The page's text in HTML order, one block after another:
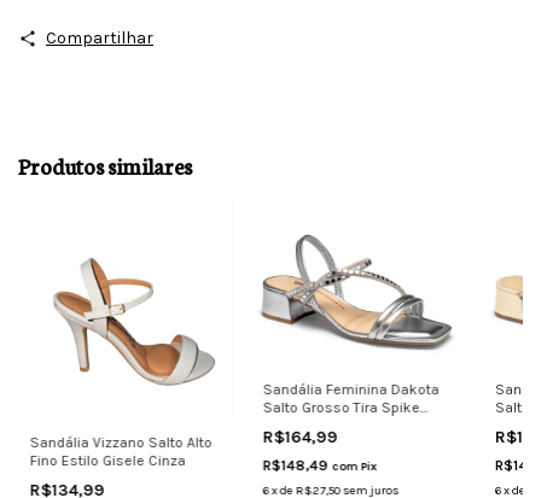
Compartilhar
Produtos similares
Sandália Vizzano Salto Alto
Fino Estilo Gisele Cinza
R$134,99
Sandália Feminina Dakota
Salto Grosso Tira Spike
R$164,99
R$148,49 com Pix
6xdeR$27,50 sem juros
Salto
6xde